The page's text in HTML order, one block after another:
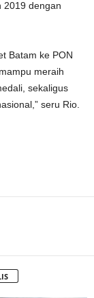
2019 dengan
Batam ke PON
meraih
sekaligus
seru Rio.